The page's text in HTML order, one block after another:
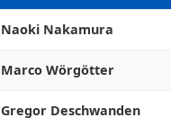
Naoki Nakamura
Marco Wörgötter
Gregor Deschwanden